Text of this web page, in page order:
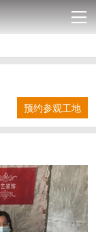
预约参观工地